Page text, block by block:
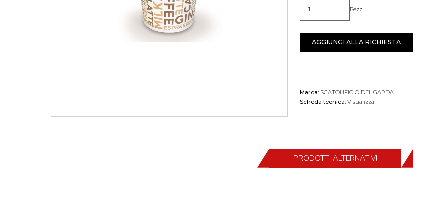
Quantità Pezzi
AGGIUNGI ALLA RICHIESTA
Marca: SCATOLIFICIO DEL GARDA
Scheda tecnica: Visualizza
PRODOTTI ALTERNATIVI